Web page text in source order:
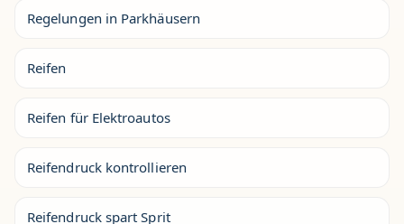
Regelungen in Parkhäusern
Reifen
Reifen für Elektroautos
Reifendruck kontrollieren
Reifendruck spart Sprit